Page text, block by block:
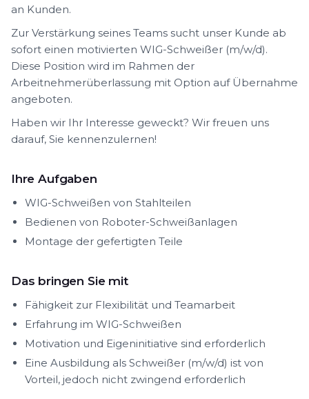
an Kunden.
Zur Verstärkung seines Teams sucht unser Kunde ab
sofort einen motivierten WIG-Schweißer (m/w/d).
Diese Position wird im Rahmen der
Arbeitnehmerüberlassung mit Option auf Übernahme
angeboten.
Haben wir Ihr Interesse geweckt? Wir freuen uns
darauf, Sie kennenzulernen!
Ihre Aufgaben
WIG-Schweißen von Stahlteilen
Bedienen von Roboter-Schweißanlagen
Montage der gefertigten Teile
Das bringen Sie mit
Fähigkeit zur Flexibilität und Teamarbeit
Erfahrung im WIG-Schweißen
Motivation und Eigeninitiative sind erforderlich
Eine Ausbildung als Schweißer (m/w/d) ist von
Vorteil, jedoch nicht zwingend erforderlich